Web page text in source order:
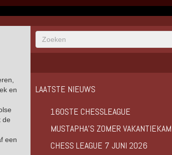
en
de
een
LAATSTE NIEUWS
160STE CHESSLEAGUE
MUSTAPHA’S ZOMER
CHESS LEAGUE 7 JUNI 2026